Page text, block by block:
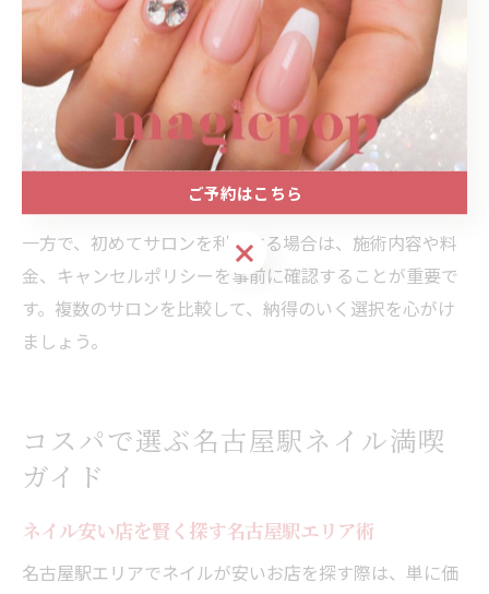
者の細かな要望に応えるサービスが充実。各サロンの公
式サイトやSNSで施術例をチェックできるので、イメー
ジに近いデザインや自分に合ったメニューを見つけやす
いのも魅力です。また、通いやすい営業時間や個室対応
など、快適さを追求した店舗も多く、忙しい方にもぴっ
一方で、初めてサロンを利用する場合は、施術内容や料
金、キャンセルポリシーを事前に確認することが重要で
す。複数のサロンを比較して、納得のいく選択を心がけ
ましょう。
コスパで選ぶ名古屋駅ネイル満喫
ガイド
ネイル安い店を賢く探す名古屋駅エリア術
名古屋駅エリアでネイルが安いお店を探す際は、単に価
ご予約はこちら
ご予約はこちら